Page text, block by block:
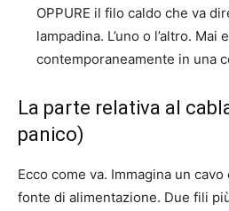
OPPURE il filo caldo che va
lampadina. L’uno o l’altro. Mai
contemporaneamente in una
La parte relativa al
panico)
Ecco come va. Immagina un
fonte di alimentazione. Due fili